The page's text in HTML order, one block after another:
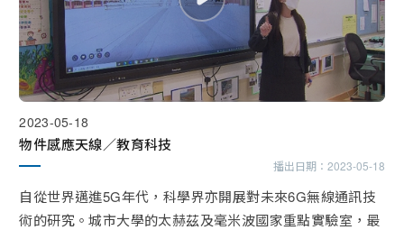
2023-05-18
物件感應天線／教育科技
播出日期： 2023-05-18
自從世界邁進5G年代，科學界亦開展對未來6G無線通訊技
術的研究。城市大學的太赫茲及毫米波國家重點實驗室，最